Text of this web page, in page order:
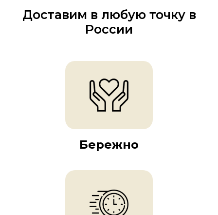
Доставим в любую точку в
России
Бережно